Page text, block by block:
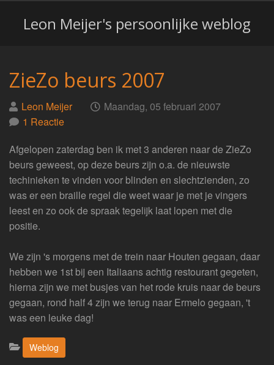
Leon Meijer's persoonlijke weblog
ZieZo beurs 2007
Geplaatst
door
Leon Meijer op Maandag, 05 februari 2007
1 Reactie
Afgelopen zaterdag ben ik met 3 anderen naar de ZieZo
beurs geweest, op deze beurs zijn o.a. de nieuwste
techinieken te vinden voor blinden en slechtzienden, zo
was er een braille regel die weet waar je met je vingers
leest en zo ook de spraak tegelijk laat lopen met die
positie.
We zijn 's morgens met de trein naar Houten gegaan, daar
hebben we 1st bij een Italiaans achtig restourant gegeten,
hierna zijn we met busjes van het rode kruis naar de beurs
gegaan, rond half 4 zijn we terug naar Ermelo gegaan, 't
was een leuke dag!
Categorieën:
Weblog